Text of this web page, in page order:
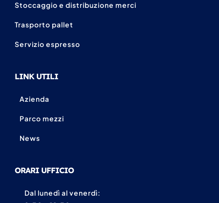
Stoccaggio e distribuzione merci
Trasporto pallet
Servizio espresso
LINK UTILI
Azienda
Parco mezzi
News
ORARI UFFICIO
Dal lunedì al venerdì: